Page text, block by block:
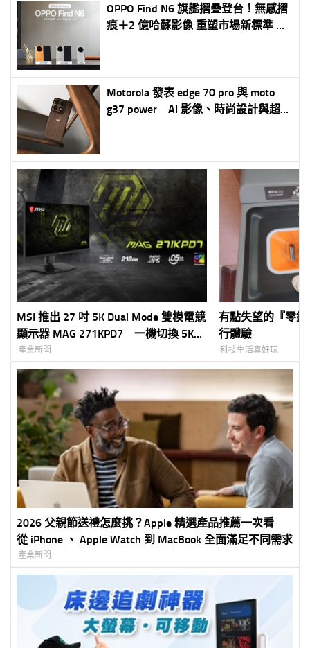
OPPO Find N6 旗艦摺疊登台！無感摺
痕＋2 億哈蘇影像 重塑市場新標準 首
Motorola 發表 edge 70 pro 與 moto
g37 power AI 影像、時尚設計與超長
MSI 推出 27 吋 5K Dual Mode 雙模電競
顯示器 MAG 271KPD7 一機切換 5K
高畫質與 300Hz 高速更新率 滿足創
作、娛樂與電競需求
產業新聞
有點失望的『零
行體驗
科技生活真好玩
2026 父親節送禮怎麼挑？Apple 精選產品推薦一次看
從 iPhone 、 Apple Watch 到 MacBook 全面滿足不同需求
產業新聞